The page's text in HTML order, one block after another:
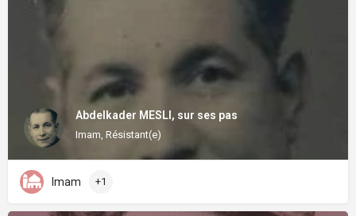
Abdelkader MESLI, sur ses pas
Imam, Résistant(e)
Imam +1